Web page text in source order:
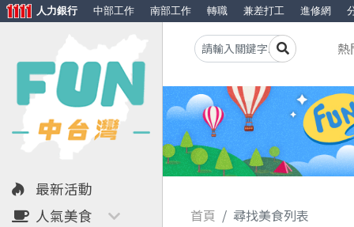
人力銀行 中部工作 南部工作 轉職 兼差打工 進修網
最新活動
人氣美食
熱
首頁 尋找美食列表